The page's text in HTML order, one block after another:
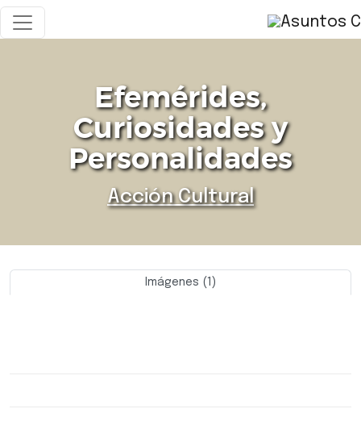
Efemérides,
Curiosidades y
Personalidades
Acción Cultural
Imágenes (1)